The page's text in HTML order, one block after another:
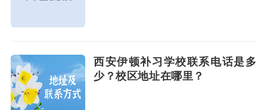
西安伊顿补习学校联系电话是多
少？校区地址在哪里？